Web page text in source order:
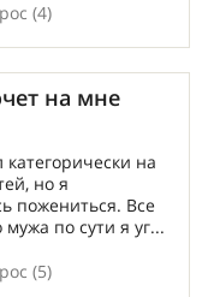
(4)
на мне
на
но я
пожениться. Все
по сути я уг...
(5)